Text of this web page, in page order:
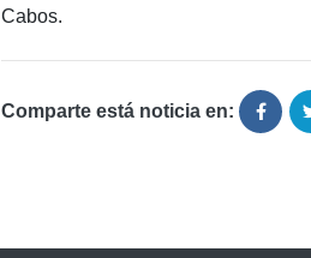
Cabos.
Comparte está noticia en: